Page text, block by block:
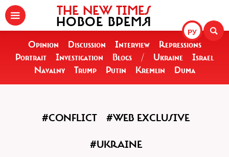
РУ
THE NEW TIMES
НОВОЕ ВРЕМЯ
Opinion Discussion Interview
Repressions
Portrait
Investigation Blogs / Ukraine
Israel
Navalny
Trump Putin Kremlin Duma
#CONFLICT #WEB EXCLUSIVE
#UKRAINE